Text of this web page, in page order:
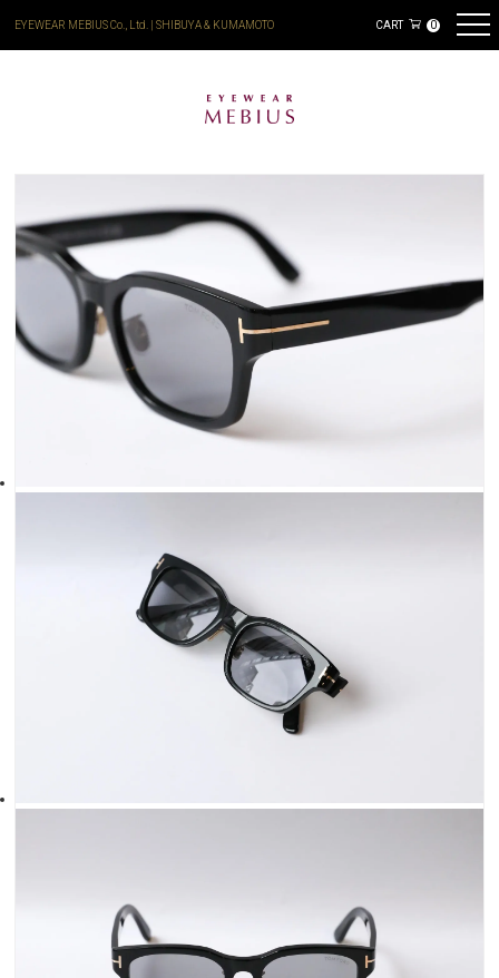
EYEWEAR MEBIUS Co., Ltd. | SHIBUYA & KUMAMOTO CART 0